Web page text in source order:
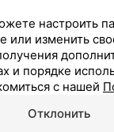
настроить
или изменить
и порядке
с нашей
Отклонить